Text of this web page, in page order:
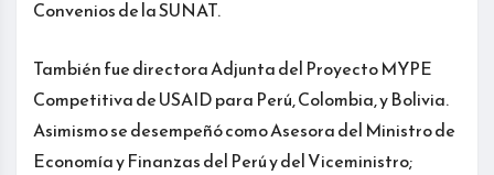
Convenios de la SUNAT.
También fue directora Adjunta del Proyecto MYPE
Competitiva de USAID para Perú, Colombia, y Bolivia.
Asimismo se desempeñó como Asesora del Ministro de
Economía y Finanzas del Perú y del Viceministro;